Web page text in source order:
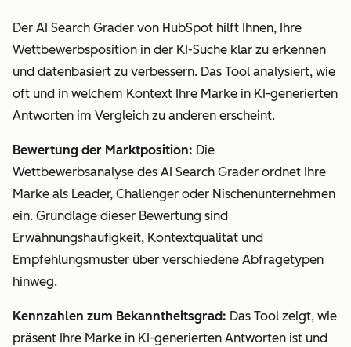
Der AI Search Grader von HubSpot hilft Ihnen, Ihre
Wettbewerbsposition in der KI-Suche klar zu erkennen
und datenbasiert zu verbessern. Das Tool analysiert, wie
oft und in welchem Kontext Ihre Marke in KI-generierten
Antworten im Vergleich zu anderen erscheint.
Bewertung der Marktposition: Die
Wettbewerbsanalyse des AI Search Grader ordnet Ihre
Marke als Leader, Challenger oder Nischenunternehmen
ein. Grundlage dieser Bewertung sind
Erwähnungshäufigkeit, Kontextqualität und
Empfehlungsmuster über verschiedene Abfragetypen
hinweg.
Kennzahlen zum Bekanntheitsgrad: Das Tool zeigt, wie
präsent Ihre Marke in KI-generierten Antworten ist und